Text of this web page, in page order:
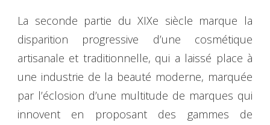
La seconde partie du XIXe siècle marque la
disparition progressive d’une cosmétique
artisanale et traditionnelle, qui a laissé place à
une industrie de la beauté moderne, marquée
par l’éclosion d’une multitude de marques qui
innovent en proposant des gammes de